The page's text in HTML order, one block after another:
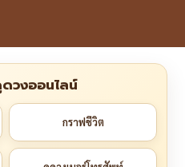
วงออนไลน์
กราฟชีวิต